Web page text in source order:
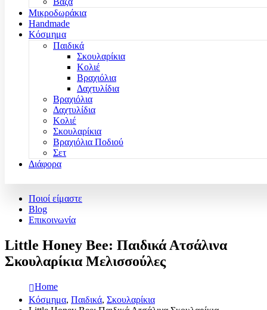
Μικροδωράκια
Handmade
Κόσμημα
Παιδικά
Σκουλαρίκια
Κολιέ
Βραχιόλια
Δαχτυλίδια
Βραχιόλια
Δαχτυλίδια
Κολιέ
Σκουλαρίκια
Βραχιόλια Ποδιού
Σετ
Διάφορα
Ποιοί είμαστε
Blog
Επικοινωνία
Little Honey Bee: Παιδικά Ατσάλινα
Σκουλαρίκια Μελισσούλες
Home
Κόσμημα, Παιδικά, Σκουλαρίκια